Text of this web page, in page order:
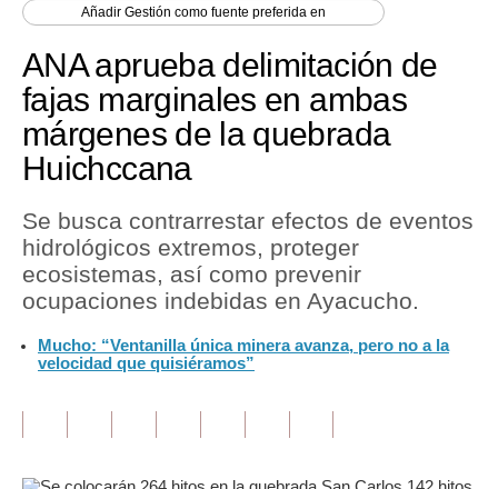
Economía
Mercados
Perú
Política
Tu Dinero
Finanzas Personales
Inmobiliarias
Opinión
Editorial
AñadirGestión como fuente preferida en
ANA aprueba delimitación de
fajas marginales en ambas
márgenes de la quebrada
Huichccana
Se busca contrarrestar efectos de eventos
hidrológicos extremos, proteger
ecosistemas, así como prevenir
ocupaciones indebidas en Ayacucho.
Mucho: “Ventanilla única minera avanza, pero no a la
velocidad que quisiéramos”